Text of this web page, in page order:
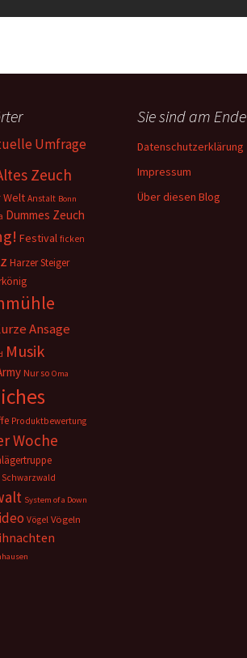
Umfrage
Zeuch
Welt Anstalt Bonn
Dummes Zeuch
Festival ficken
Harzer Steiger
Ansage
Musik
Nur so Oma
Produktbewertung
Woche
Schwarzwald
System of a Down
Vögel Vögeln
Sie sind am Ende
Datenschutzerklärung
Impressum
Über diesen Blog